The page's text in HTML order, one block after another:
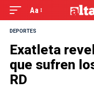
Aa
DEPORTES
Exatleta
que sufren
RD